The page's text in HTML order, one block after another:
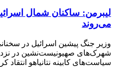
می‌روند
وزیر جنگ پیشین اسرائیل در
شهرک‌های صهیونیست‌نشین در
سیاست‌های کابینه نتانیاهو انتقاد